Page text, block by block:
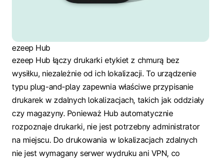
ezeep Hub
ezeep Hub łączy drukarki etykiet z chmurą bez
wysiłku, niezależnie od ich lokalizacji. To urządzenie
typu plug-and-play zapewnia właściwe przypisanie
drukarek w zdalnych lokalizacjach, takich jak oddziały
czy magazyny. Ponieważ Hub automatycznie
rozpoznaje drukarki, nie jest potrzebny administrator
na miejscu. Do drukowania w lokalizacjach zdalnych
nie jest wymagany serwer wydruku ani VPN, co